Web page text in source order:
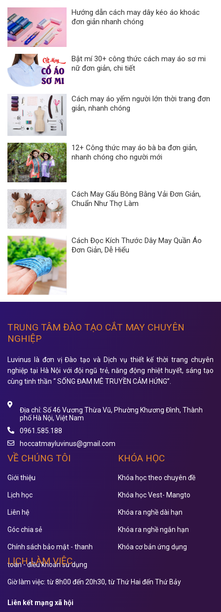
Hướng dẫn cách may dây kéo áo khoác
đơn giản nhanh chóng
Bật mí 30+ công thức cách may áo sơ mi
nữ đơn giản, chi tiết
Cách may áo yếm người lớn thời trang đơn
giản, nhanh chóng
12+ Công thức may áo bà ba đơn giản,
nhanh chóng cho người mới
Cách May Gấu Bông Bằng Vải Đơn Giản,
Chuẩn Như Thợ Làm
Cách Đọc Kích Thước Dây May Quần Áo
Đơn Giản, Dễ Hiểu
TRUNG TÂM ĐÀO TẠO CẮT MAY CHUYÊN
NGHIỆP
Luvinus là đơn vị Đào tạo và Dịch vụ thiết kế thời trang chuyên
nghiệp tại Hà Nội với đội ngũ trẻ, năng động nhiệt huyết, sáng tạo
cùng tinh thần “ SỐNG ĐAM MÊ TRUYỀN CẢM HỨNG”.
Địa chỉ: Số 46 Vương Thừa Vũ, Phường Khương Đình, Thành
phố Hà Nội, Việt Nam
0961.585.188
hoccatmayluvinus@gmail.com
VỀ CHÚNG TÔI
Giới thiệu
Lịch học
Liên hệ
Góc chia sẻ
Chính sách bảo mật - thanh
toán - điều khoản sử dụng
KHÓA HỌC
Khóa học theo chuyên đề
Khóa học Vest- Mangto
Khóa ra nghề dài hạn
Khóa ra nghề ngắn hạn
Khóa cơ bản ứng dụng
LỊCH LÀM VIỆC
Giờ làm việc: từ 8h00 đến 20h30, từ Thứ Hai đến Thứ Bảy
Liên kết mạng xã hội